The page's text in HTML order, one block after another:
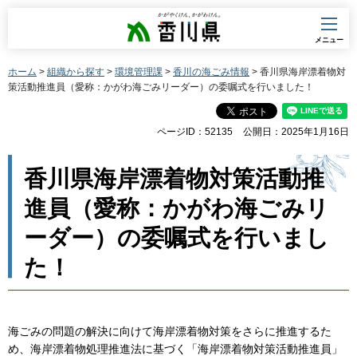
香川県
メニュー
ホーム > 組織から探す > 環境管理課 > 香川の海ごみ情報 > 香川県海岸漂着物対
策活動推進員（愛称：かがわ海ごみリーダー）の委嘱式を行いました！
ページID：52135 公開日：2025年1月16日
香川県海岸漂着物対策活動推
進員（愛称：かがわ海ごみリ
ーダー）の委嘱式を行いまし
た！
海ごみの問題の解決に向けて海岸漂着物対策をさらに推進するた
め、海岸漂着物処理推進法に基づく「海岸漂着物対策活動推進員」